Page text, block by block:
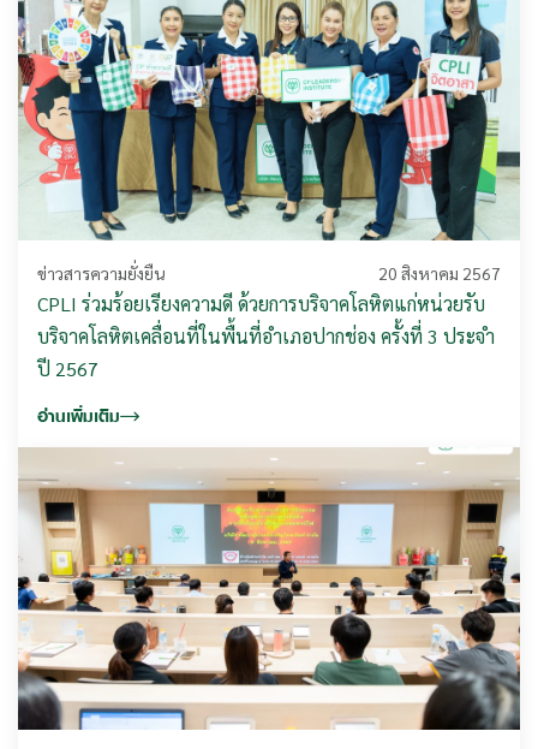
ข่าวสารความยั่งยืน 20 สิงหาคม 2567
CPLI ร่วมร้อยเรียงความดี ด้วยการบริจาคโลหิตแก่หน่วยรับ
บริจาคโลหิตเคลื่อนที่ในพื้นที่อำเภอปากช่อง ครั้งที่ 3 ประจำ
ปี 2567
อ่านเพิ่มเติม